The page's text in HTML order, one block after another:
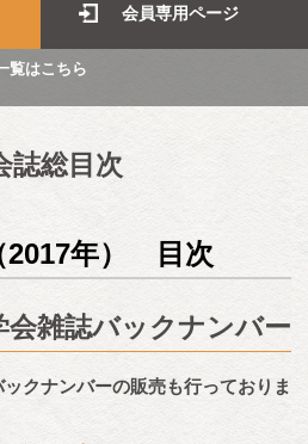
会員専用ページ
覧はこちら
誌総目次
年） 目次
会雑誌バックナンバー
クナンバーの販売も行っておりま